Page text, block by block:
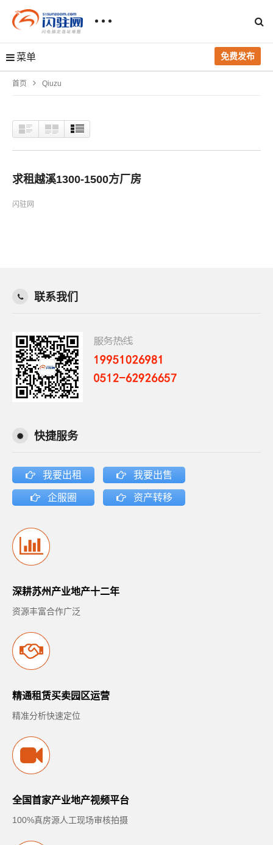
菜单 免费发布
首页 Qiuzu
求租越溪1300-1500方厂房
闪驻网
联系我们
快捷服务
我要出租 我要出售
企服圈 资产转移
深耕苏州产业地产十二年
资源丰富合作广泛
精通租赁买卖园区运营
精准分析快速定位
全国首家产业地产视频平台
100%真房源人工现场审核拍摄